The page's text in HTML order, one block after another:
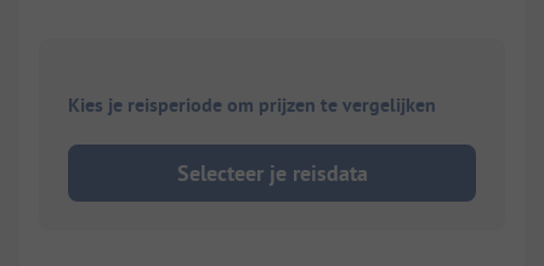
Kies je reisperiode om prijzen te vergelijken
Selecteer je reisdata